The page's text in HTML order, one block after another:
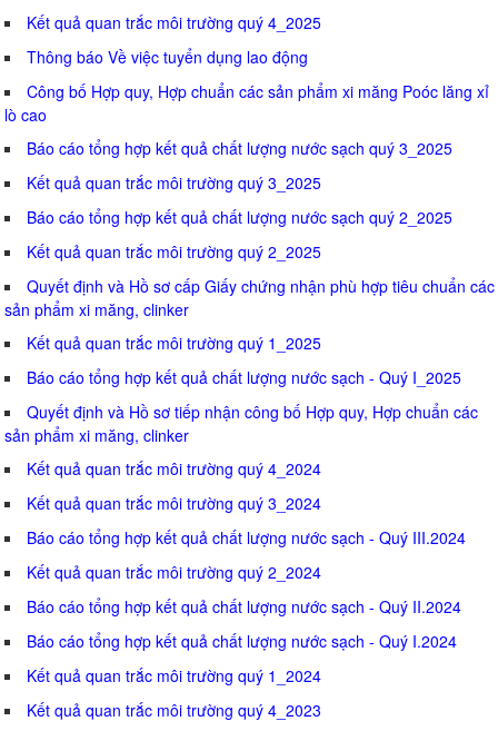
Kết quả quan trắc môi trường quý 4_2025
Thông báo Về việc tuyển dụng lao động
Công bố Hợp quy, Hợp chuẩn các sản phẩm xi măng Poóc lăng xỉ
lò cao
Báo cáo tổng hợp kết quả chất lượng nước sạch quý 3_2025
Kết quả quan trắc môi trường quý 3_2025
Báo cáo tổng hợp kết quả chất lượng nước sạch quý 2_2025
Kết quả quan trắc môi trường quý 2_2025
Quyết định và Hồ sơ cấp Giấy chứng nhận phù hợp tiêu chuẩn các
sản phẩm xi măng, clinker
Kết quả quan trắc môi trường quý 1_2025
Báo cáo tổng hợp kết quả chất lượng nước sạch - Quý I_2025
Quyết định và Hồ sơ tiếp nhận công bố Hợp quy, Hợp chuẩn các
sản phẩm xi măng, clinker
Kết quả quan trắc môi trường quý 4_2024
Kết quả quan trắc môi trường quý 3_2024
Báo cáo tổng hợp kết quả chất lượng nước sạch - Quý III.2024
Kết quả quan trắc môi trường quý 2_2024
Báo cáo tổng hợp kết quả chất lượng nước sạch - Quý II.2024
Báo cáo tổng hợp kết quả chất lượng nước sạch - Quý I.2024
Kết quả quan trắc môi trường quý 1_2024
Kết quả quan trắc môi trường quý 4_2023